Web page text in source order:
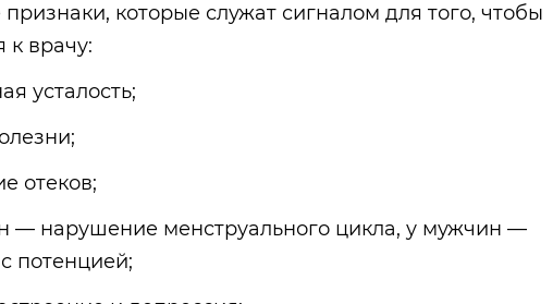
которые служат сигналом для того, чтобы
к врачу:
усталость;
отеков;
— нарушение менструального цикла, у мужчин —
потенцией;